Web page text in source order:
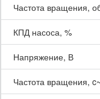
Частота вращения,
КПД насоса, %
Напряжение, В
Частота вращения,